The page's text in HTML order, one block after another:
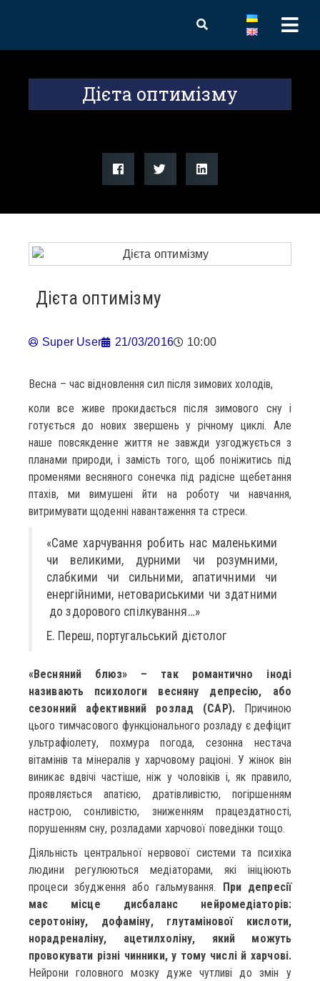
Дієта оптимізму
Дієта оптимізму
Super User 21/03/2016 10:00
Весна – час відновлення сил після зимових холодів,
коли все живе прокидається після зимового сну і
готується до нових звершень у річному циклі. Але
наше повсякденне життя не завжди узгоджується з
планами природи, і замість того, щоб поніжитись під
променями весняного сонечка під радісне щебетання
птахів, ми вимушені йти на роботу чи навчання,
витримувати щоденні навантаження та стреси.
«Саме харчування робить нас маленькими
чи великими, дурними чи розумними,
слабкими чи сильними, апатичними чи
енергійними, нетовариськими чи здатними
до здорового спілкування…»
Е. Переш, португальський дієтолог
«Весняний блюз» – так романтично іноді
називають психологи весняну депресію, або
сезонний афективний розлад (САР).Причиною
цього тимчасового функціонального розладу є дефіцит
ультрафіолету, похмура погода, сезонна нестача
вітамінів та мінералів у харчовому раціоні. У жінок він
виникає вдвічі частіше, ніж у чоловіків і, як правило,
проявляється апатією, дратівливістю, погіршенням
настрою, сонливістю, зниженням працездатності,
порушенням сну, розладами харчової поведінки тощо.
Діяльність центральної нервової системи та психіка
людини регулюються медіаторами, які ініціюють
процеси збудження або гальмування. При депресії
має місце дисбаланс нейромедіаторів:
серотоніну, дофаміну, глутамінової кислоти,
норадреналіну, ацетилхоліну, який можуть
провокувати різні чинники, у тому числі й харчові.
Нейрони головного мозку дуже чутливі до змін у